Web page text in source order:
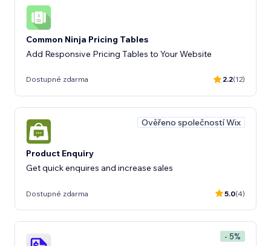
Common Ninja Pricing Tables
Add Responsive Pricing Tables to Your Website
Dostupné zdarma 2.2(12)
Ověřeno společností Wix
Product Enquiry
Get quick enquires and increase sales
Dostupné zdarma 5.0(4)
- 5%